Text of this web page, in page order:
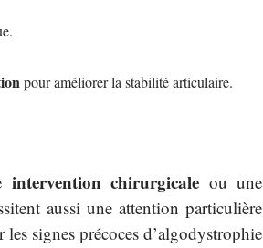
pour améliorer la stabilité articulaire.
intervention chirurgicale ou une
aussi une attention particulière
signes précoces d’algodystrophie